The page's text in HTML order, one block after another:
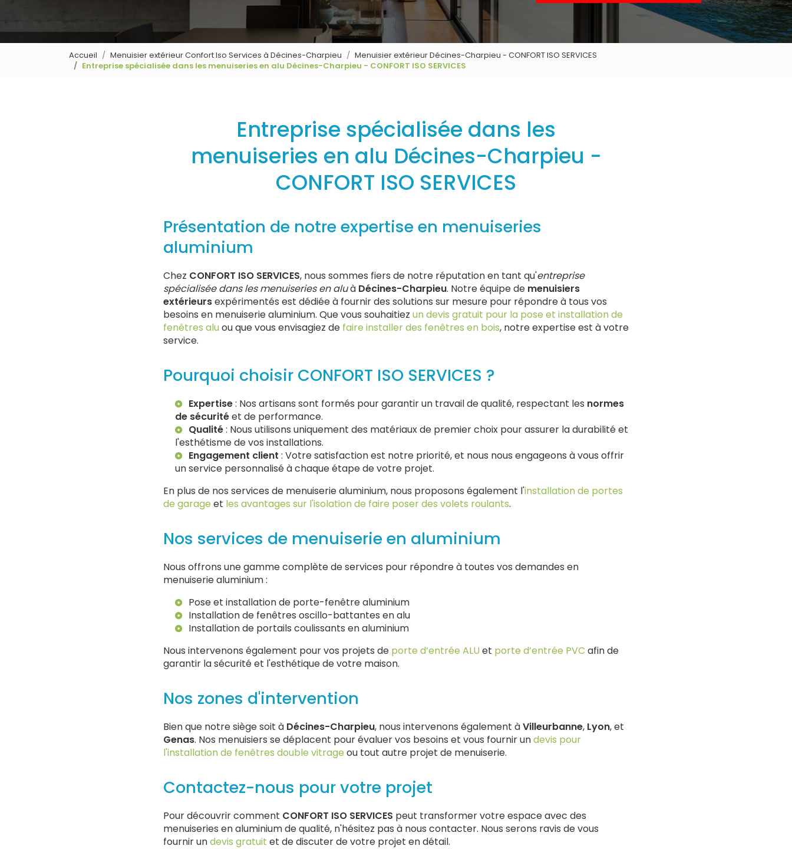
Accueil Menuisier extérieur Confort Iso Services à Décines-Charpieu
Menuisier extérieur Décines-Charpieu - CONFORT ISO SERVICES
Entreprise spécialisée dans les menuiseries en alu Décines-Charpieu - CONFORT ISO SERVICES
Entreprise spécialisée dans les
menuiseries en alu Décines-Charpieu -
CONFORT ISO SERVICES
Présentation de notre expertise en menuiseries
aluminium
Chez CONFORT ISO SERVICES, nous sommes fiers de notre réputation en tant qu'entreprise
spécialisée dans les menuiseries en aluà Décines-Charpieu. Notre équipe de menuisiers
extérieursexpérimentés est dédiée à fournir des solutions sur mesure pour répondre à tous vos
besoins en menuiserie aluminium. Que vous souhaitiez un devis gratuit pour la pose et installation de
fenêtres aluou que vous envisagiez de faire installer des fenêtres en bois, notre expertise est à votre
service.
Pourquoi choisir CONFORT ISO SERVICES ?
Expertise: Nos artisans sont formés pour garantir un travail de qualité, respectant les normes
de sécuritéet de performance.
Qualité: Nous utilisons uniquement des matériaux de premier choix pour assurer la durabilité et
l'esthétisme de vos installations.
Engagement client : Votre satisfaction est notre priorité, et nous nous engageons à vous offrir
un service personnalisé à chaque étape de votre projet.
En plus de nos services de menuiserie aluminium, nous proposons également l'installation de portes
de garage et les avantages sur l'isolation de faire poser des volets roulants.
Nos services de menuiserie en aluminium
Nous offrons une gamme complète de services pour répondre à toutes vos demandes en
menuiserie aluminium :
Pose et installation de porte-fenêtre aluminium
Installation de fenêtres oscillo-battantes en alu
Installation de portails coulissants en aluminium
Nous intervenons également pour vos projets de porte d’entrée ALUet porte d’entrée PVC afin de
garantir la sécurité et l'esthétique de votre maison.
Nos zones d'intervention
Bien que notre siège soit à Décines-Charpieu, nous intervenons également àVilleurbanne, Lyon, et
Genas. Nos menuisiers se déplacent pour évaluer vos besoins et vous fournir undevis pour
l'installation de fenêtres double vitrage ou tout autre projet de menuiserie.
Contactez-nous pour votre projet
Pour découvrir comment CONFORT ISO SERVICES peut transformer votre espace avec des
menuiseries en aluminium de qualité, n'hésitez pas à nous contacter. Nous serons ravis de vous
fournir undevis gratuit et de discuter de votre projet en détail.